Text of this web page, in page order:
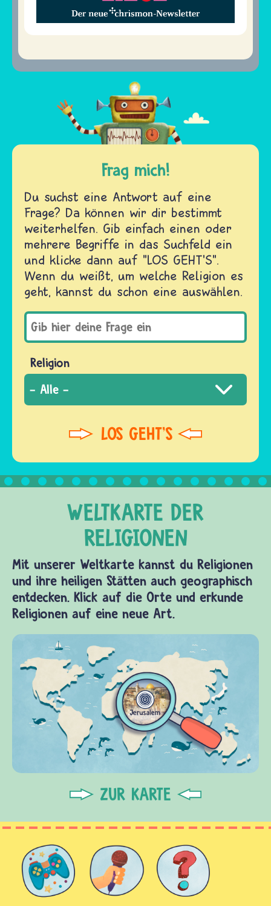
Frag mich!
Du suchst eine Antwort auf eine
Frage? Da können wir dir bestimmt
weiterhelfen. Gib einfach einen oder
mehrere Begriffe in das Suchfeld ein
und klicke dann auf "LOS GEHT'S".
Wenn du weißt, um welche Religion es
geht, kannst du schon eine auswählen.
Religion
Mit unserer Weltkarte kannst du Religionen
und ihre heiligen Stätten auch geographisch
entdecken. Klick auf die Orte und erkunde
Religionen auf eine neue Art.
ZUR KARTE